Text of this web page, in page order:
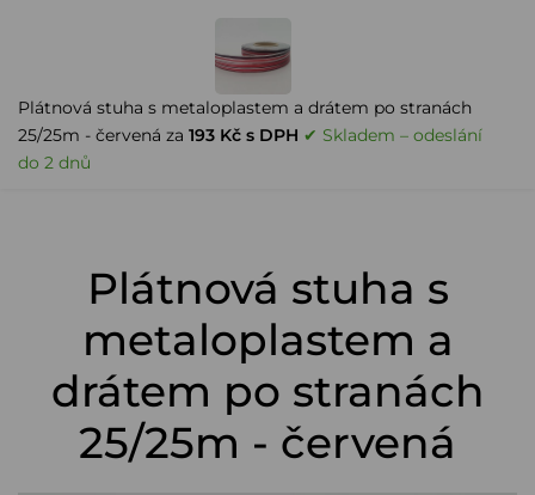
Plátnová stuha s
metaloplastem a
drátem po stranách
25/25m - červená
Plátnová stuha s metaloplastem a drátem po stranách
25/25m - červená za 193 Kč s DPH ✔ Skladem – odeslání
do 2 dnů